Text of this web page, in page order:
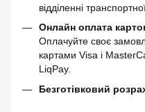
відділенні
Онлайн оплата
Оплачуйте своє
картами Visa і
LiqPay.
Безготівковий